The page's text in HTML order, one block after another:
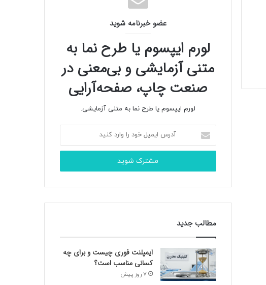
عضو خبرنامه شوید
لورم ایپسوم یا طرح‌ نما به
متنی آزمایشی و بی‌معنی در
صنعت چاپ، صفحه‌آرایی
لورم ایپسوم یا طرح‌ نما به متنی آزمایشی.
ر
ا
ی
خ
و
د
ا
و
مطالب جدید
ایمپلنت فوری چیست و برای چه
کسانی مناسب است؟
7 روز پیش